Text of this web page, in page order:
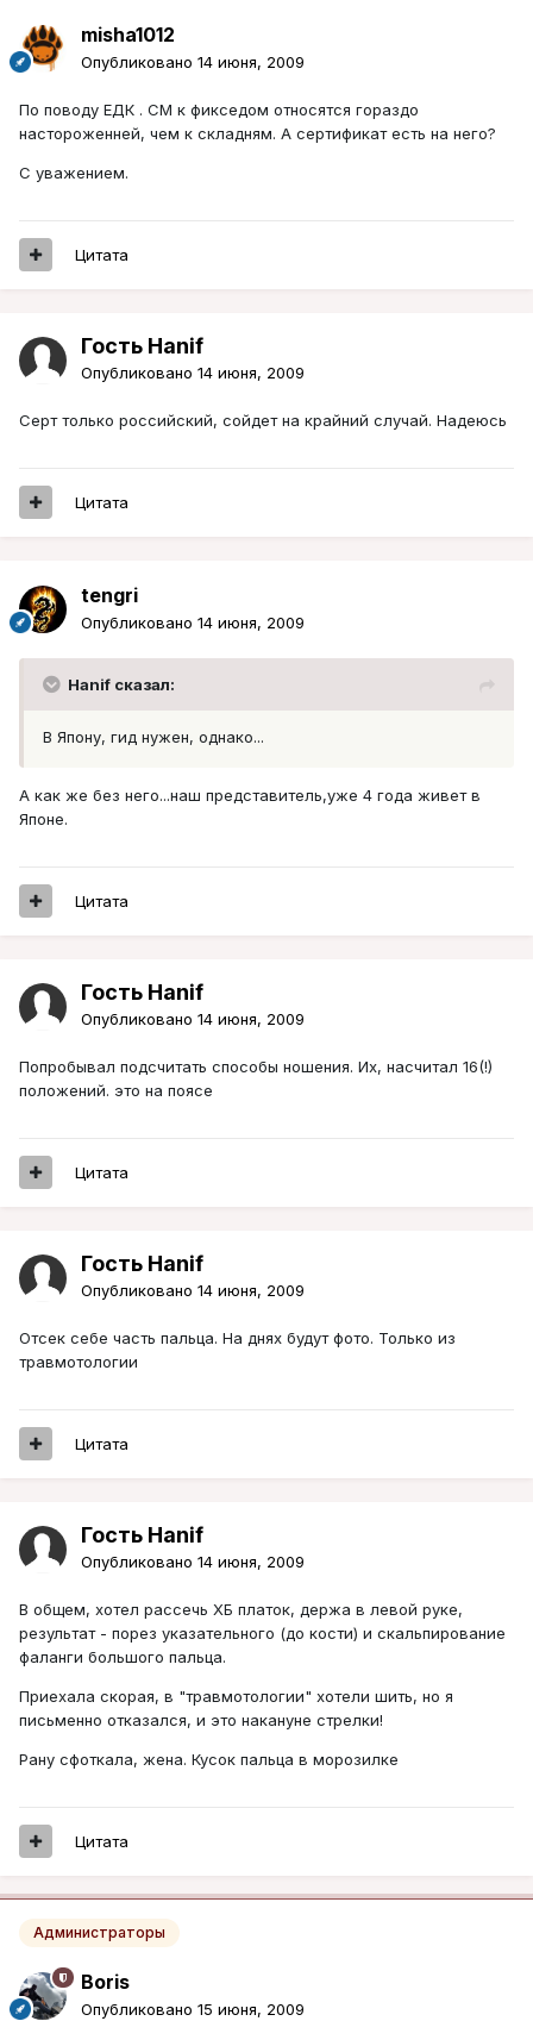
misha1012
Опубликовано 14 июня, 2009
По поводу ЕДК . СМ к фикседом относятся гораздо
настороженней, чем к складням. А сертификат есть на него?
С уважением.
Цитата
Гость Hanif
Опубликовано 14 июня, 2009
Серт только российский, сойдет на крайний случай. Надеюсь
Цитата
tengri
Опубликовано 14 июня, 2009
Hanif сказал:
В Япону, гид нужен, однако...
А как же без него...наш представитель,уже 4 года живет в
Японе.
Цитата
Гость Hanif
Опубликовано 14 июня, 2009
Попробывал подсчитать способы ношения. Их, насчитал 16(!)
положений. это на поясе
Цитата
Гость Hanif
Опубликовано 14 июня, 2009
Отсек себе часть пальца. На днях будут фото. Только из
травмотологии
Цитата
Гость Hanif
Опубликовано 14 июня, 2009
В общем, хотел рассечь ХБ платок, держа в левой руке,
результат - порез указательного (до кости) и скальпирование
фаланги большого пальца.
Приехала скорая, в "травмотологии" хотели шить, но я
письменно отказался, и это накануне стрелки!
Рану сфоткала, жена. Кусок пальца в морозилке
Цитата
Администраторы
Boris
Опубликовано 15 июня, 2009